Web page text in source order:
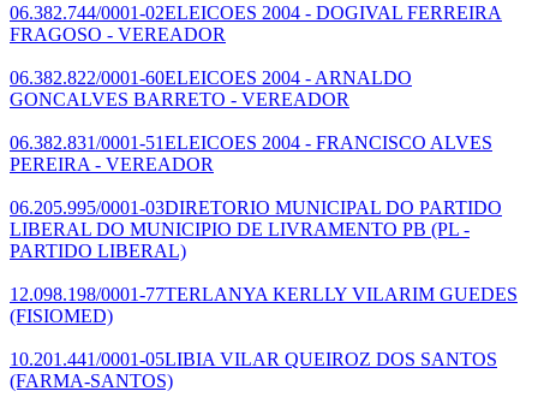
06.382.744/0001-02ELEICOES 2004 - DOGIVAL FERREIRA
FRAGOSO - VEREADOR
06.382.822/0001-60ELEICOES 2004 - ARNALDO
GONCALVES BARRETO - VEREADOR
06.382.831/0001-51ELEICOES 2004 - FRANCISCO ALVES
PEREIRA - VEREADOR
06.205.995/0001-03DIRETORIO MUNICIPAL DO PARTIDO
LIBERAL DO MUNICIPIO DE LIVRAMENTO PB (PL -
PARTIDO LIBERAL)
12.098.198/0001-77TERLANYA KERLLY VILARIM GUEDES
(FISIOMED)
10.201.441/0001-05LIBIA VILAR QUEIROZ DOS SANTOS
(FARMA-SANTOS)